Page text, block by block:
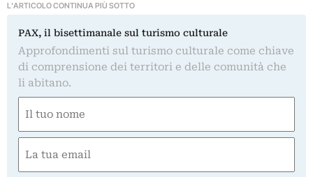
L'ARTICOLO CONTINUA PIÙ SOTTO
PAX, il bisettimanale sul turismo culturale
Approfondimenti sul turismo culturale come chiave
di comprensione dei territori e delle comunità che
li abitano.
(Required)
(Required)